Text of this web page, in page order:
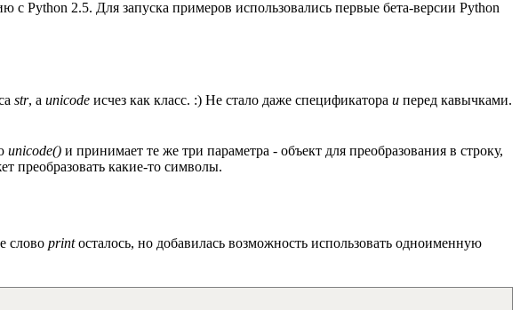
Python 2.5. Для запуска примеров использовались первые бета-версии Python
str, а unicode исчез как класс. :) Не стало даже спецификатора u перед кавычками.
unicode() и принимает те же три параметра - объект для преобразования в строку,
преобразовать какие-то символы.
слово printосталось, но добавилась возможность использовать одноименную